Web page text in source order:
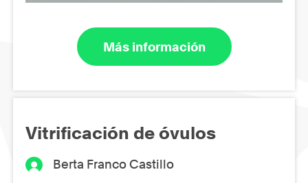
Más información
Vitrificación de óvulos
Berta Franco Castillo